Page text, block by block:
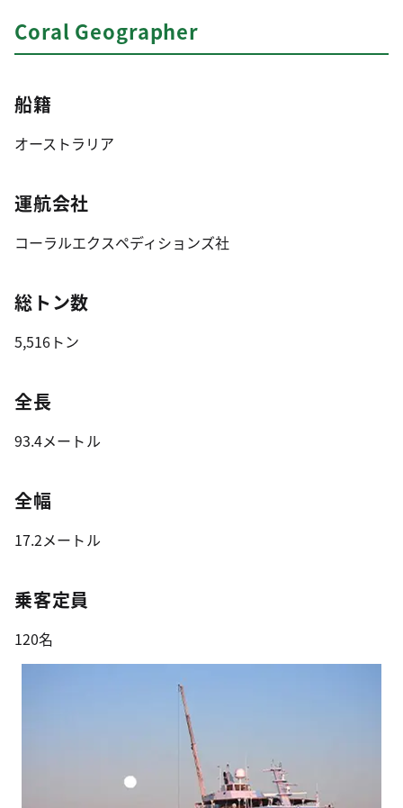
Coral Geographer
船籍
オーストラリア
運航会社
コーラルエクスペディションズ社
総トン数
5,516トン
全長
93.4メートル
全幅
17.2メートル
乗客定員
120名